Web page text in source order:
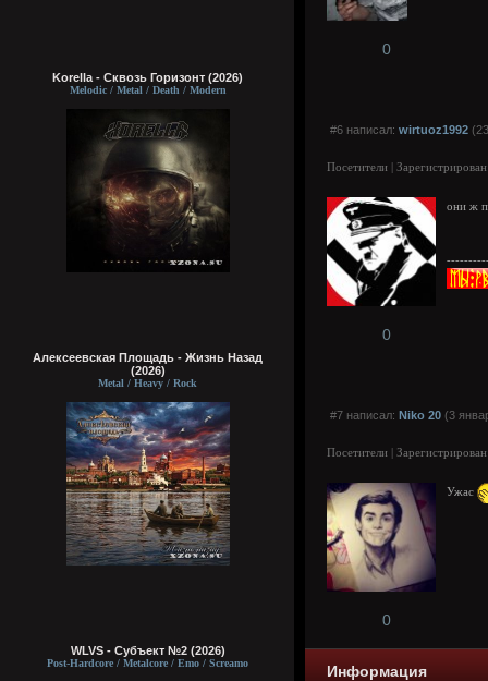
Korella - Сквозь Горизонт (2026)
Melodic / Metal / Death / Modern
Алексеевская Площадь - Жизнь Назад
(2026)
Metal / Heavy / Rock
WLVS - Субъект №2 (2026)
Post-Hardcore / Metalcore / Emo / Screamo
0
#6 написал: wirtuoz1992
Посетители |
они ж
0
#7 написал: Niko 20 (3
Посетители |
Ужас
0
Информация